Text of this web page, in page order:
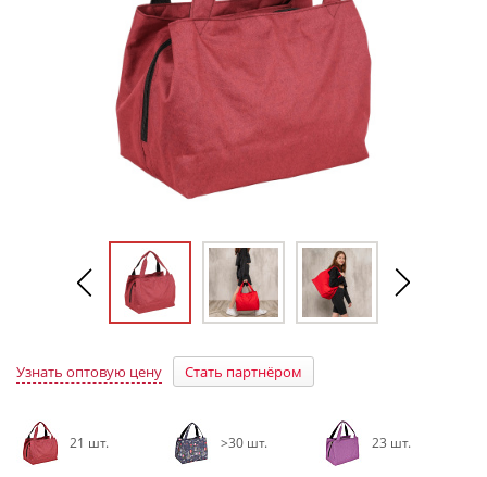
Узнать оптовую цену Стать партнёром
21 шт. >30 шт. 23 шт.